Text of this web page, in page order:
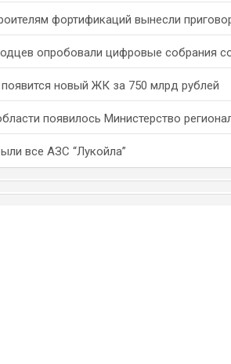
фортификаций вынесли
опробовали цифровые собрания
новый ЖК за 750 млрд рублей
появилось Министерство
все АЗС “Лукойла”